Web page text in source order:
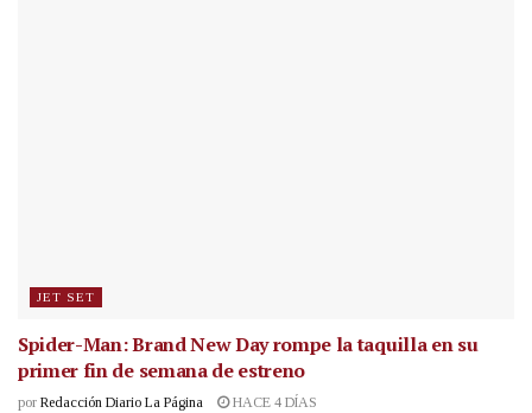
JET SET
Spider-Man: Brand New Day rompe la taquilla en su
primer fin de semana de estreno
por Redacción Diario La Página HACE 4 DÍAS